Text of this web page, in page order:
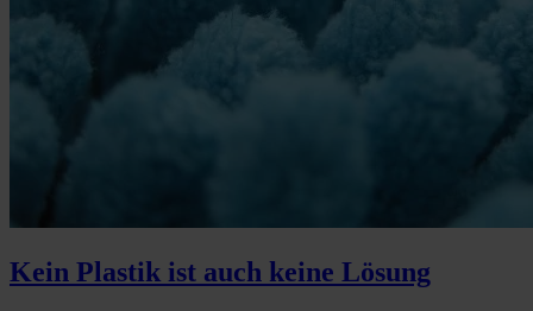
Kein Plastik ist auch keine Lösung